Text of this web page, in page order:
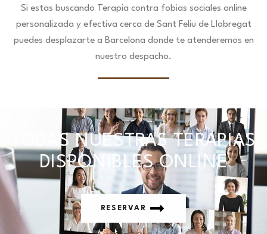
Si estas buscando Terapia contra fobias sociales online
personalizada y efectiva cerca de Sant Feliu de Llobregat
puedes desplazarte a Barcelona donde te atenderemos en
nuestro despacho.
TODAS NUESTRAS TERAPIAS
DISPONIBLES ONLINE
RESERVAR